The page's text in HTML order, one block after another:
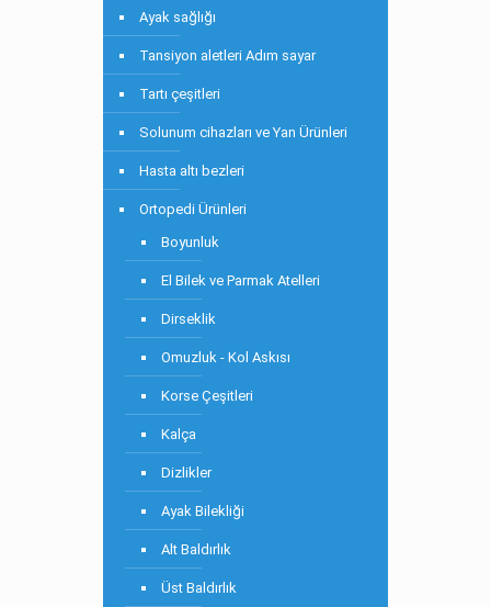
Ayak sağlığı
Tansiyon aletleri Adım sayar
Tartı çeşitleri
Solunum cihazları ve Yan Ürünleri
Hasta altı bezleri
Ortopedi Ürünleri
Boyunluk
El Bilek ve Parmak Atelleri
Dirseklik
Omuzluk - Kol Askısı
Korse Çeşitleri
Kalça
Dizlikler
Ayak Bilekliği
Alt Baldırlık
Üst Baldırlık